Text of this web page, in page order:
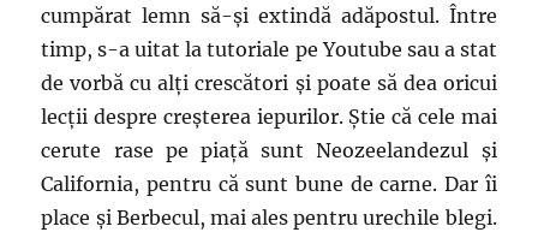
cumpărat lemn să-și extindă adăpostul. Între
timp, s-a uitat la tutoriale pe Youtube sau a stat
de vorbă cu alți crescători și poate să dea oricui
lecții despre creșterea iepurilor. Știe că cele mai
cerute rase pe piață sunt Neozeelandezul și
California, pentru că sunt bune de carne. Dar îi
place și Berbecul, mai ales pentru urechile blegi.